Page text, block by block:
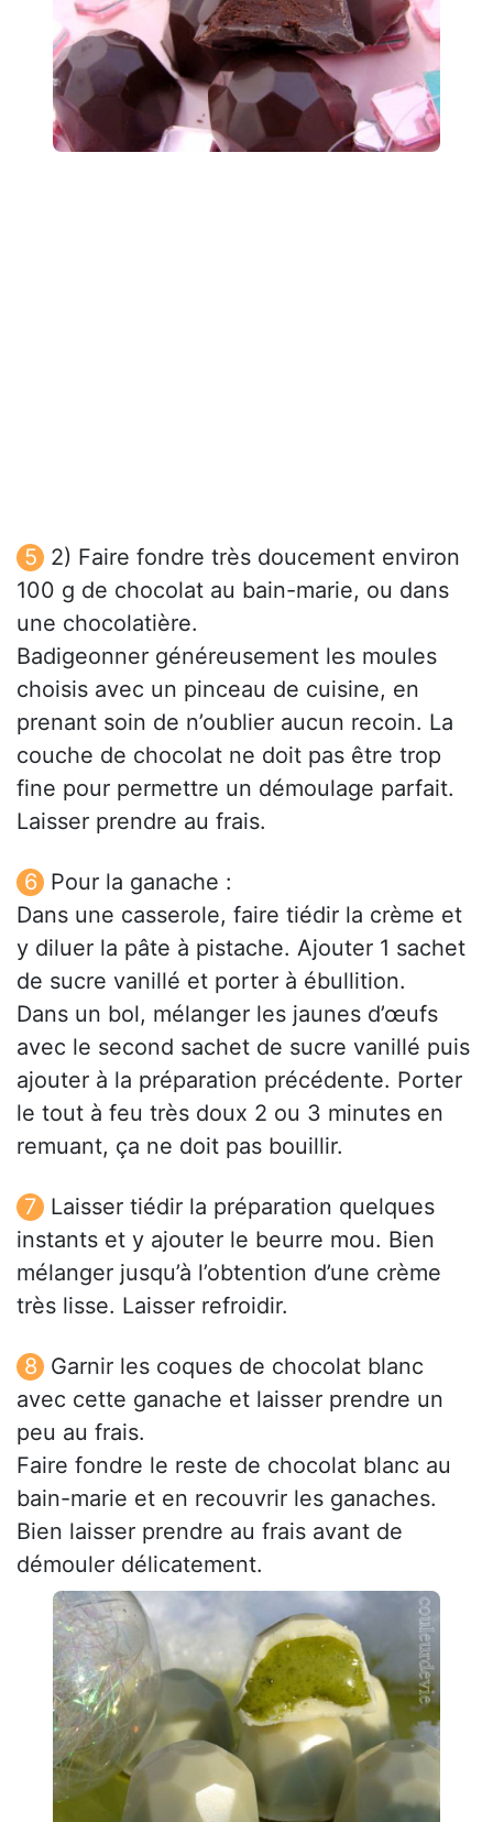
2) Faire fondre très doucement environ
100 g de chocolat au bain-marie, ou dans
une chocolatière.
Badigeonner généreusement les moules
choisis avec un pinceau de cuisine, en
prenant soin de n’oublier aucun recoin. La
couche de chocolat ne doit pas être trop
fine pour permettre un démoulage parfait.
Laisser prendre au frais.
Pour la ganache :
Dans une casserole, faire tiédir la crème et
y diluer la pâte à pistache. Ajouter 1 sachet
de sucre vanillé et porter à ébullition.
Dans un bol, mélanger les jaunes d’œufs
avec le second sachet de sucre vanillé puis
ajouter à la préparation précédente. Porter
le tout à feu très doux 2 ou 3 minutes en
remuant, ça ne doit pas bouillir.
Laisser tiédir la préparation quelques
instants et y ajouter le beurre mou. Bien
mélanger jusqu’à l’obtention d’une crème
très lisse. Laisser refroidir.
Garnir les coques de chocolat blanc
avec cette ganache et laisser prendre un
peu au frais.
Faire fondre le reste de chocolat blanc au
bain-marie et en recouvrir les ganaches.
Bien laisser prendre au frais avant de
démouler délicatement.